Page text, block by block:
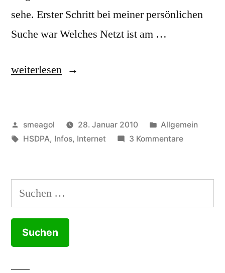
sehe. Erster Schritt bei meiner persönlichen
Suche war Welches Netzt ist am …
„UMTS-
Stick’s,
Tarife
Netze
–
ein
kleiner
weiterlesen
Veröffentlicht
von
smeagol 28. Januar 2010
Veröffentlicht
unter
Allgemein
Schlagwörter:
HSDPA, Infos, Internet 3 Kommentarezu
USB-
Tarife
Suchen
nach: